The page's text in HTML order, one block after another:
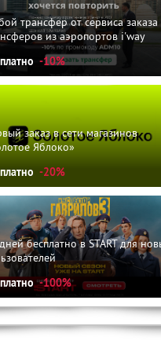
трансфер от сервиса заказа
из аэропортов i'way
-10%
заказ в сети магазинов
Яблоко»
-20%
бесплатно в START для
-100%